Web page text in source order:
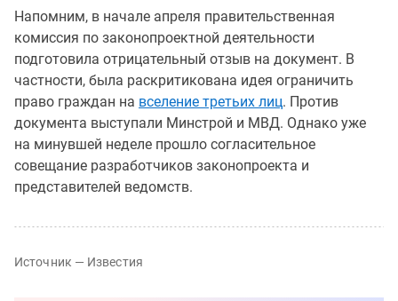
Напомним, в начале апреля правительственная
комиссия по законoпроектной деятельности
подготовила отрицательный отзыв на документ. В
частности, была раскритикована идея ограничить
право граждан на вселение третьих лиц. Против
документа выступали Минстрой и МВД. Однако уже
на минувшей неделе прошло согласительное
совещание разработчиков законопроекта и
представителей ведомств.
Источник — Известия